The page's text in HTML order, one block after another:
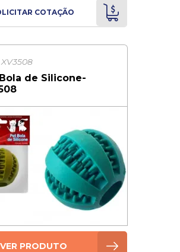
COTAÇÃO
XV3508
de Silicone-
VER PRODUTO